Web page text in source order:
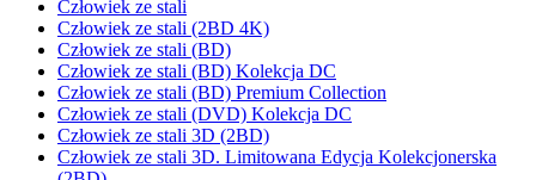
Człowiek ze stali
Człowiek ze stali (2BD 4K)
Człowiek ze stali (BD)
Człowiek ze stali (BD) Kolekcja DC
Człowiek ze stali (BD) Premium Collection
Człowiek ze stali (DVD) Kolekcja DC
Człowiek ze stali 3D (2BD)
Człowiek ze stali 3D. Limitowana Edycja Kolekcjonerska